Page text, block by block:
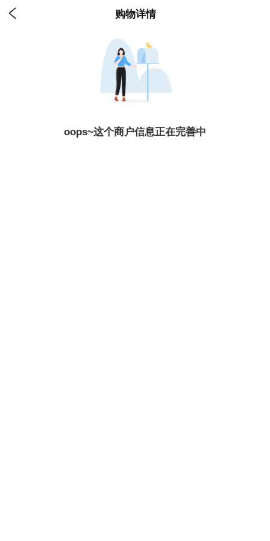
 购物详情
oops~这个商户信息正在完善中